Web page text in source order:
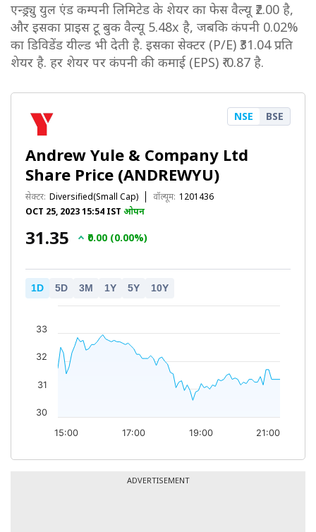
एन्ड्र्यु युल एंड कम्पनी लिमिटेड के शेयर का फेस वैल्यू ₹2.00 है,
और इसका प्राइस टू बुक वैल्यू 5.48x है, जबकि कंपनी 0.02%
का डिविडेंड यील्ड भी देती है. इसका सेक्टर (P/E) ₹31.04 प्रति
शेयर है. हर शेयर पर कंपनी की कमाई (EPS) ₹-0.87 है.
Andrew Yule & Company Ltd
Share Price (ANDREWYU)
सेक्टर: Diversified(Small Cap) वॉल्यूम: 1201436
OCT 25, 2023 15:54 IST ओपन
NSE BSE
₹31.35 ₹0.00 (0.00%)
1D 5D 3M 1Y 5Y 10Y
15:00 17:00 19:00 21:00
30
31
32
33
ADVERTISEMENT